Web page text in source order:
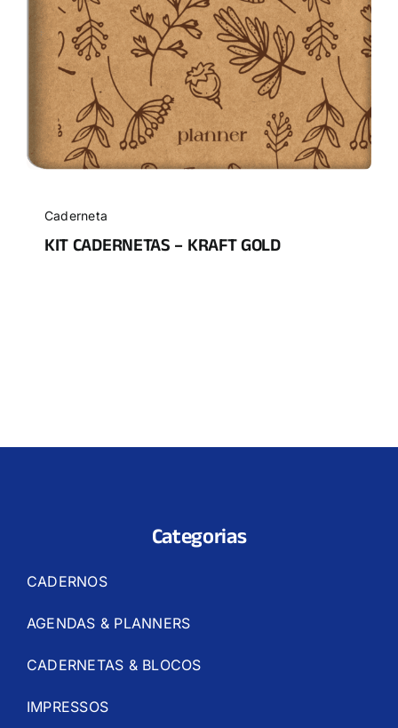
Caderneta
KIT CADERNETAS – KRAFT GOLD
Categorias
CADERNOS
AGENDAS & PLANNERS
CADERNETAS & BLOCOS
IMPRESSOS